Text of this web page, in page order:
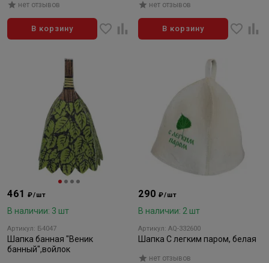
нет отзывов
В корзину
нет отзывов
В корзину
461₽/шт
В наличии: 3 шт
Артикул: Б4047
Шапка банная "Веник
банный",войлок
290₽/шт
В наличии: 2 шт
Артикул: AQ-332600
Шапка С легким паром, белая
нет отзывов